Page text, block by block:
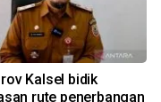
Kalsel bidik
rute penerbangan